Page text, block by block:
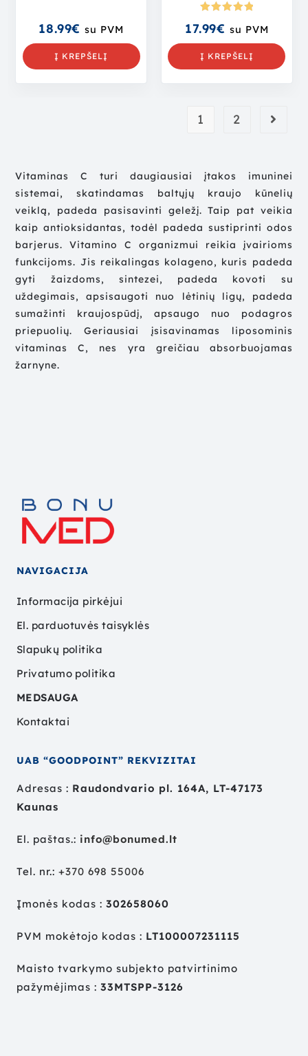
ml.
18.99€ su PVM
Į KREPŠELĮ
vitaminas C, 50 ml.
s:5.00iš
5
17.99€ su PVM
Į KREPŠELĮ
1 2
Vitaminas C turi daugiausiai įtakos imuninei
sistemai, skatindamas baltųjų kraujo kūnelių
veiklą, padeda pasisavinti geležį. Taip pat veikia
kaip antioksidantas, todėl padeda sustiprinti odos
barjerus. Vitamino C organizmui reikia įvairioms
funkcijoms. Jis reikalingas kolageno, kuris padeda
gyti žaizdoms, sintezei, padeda kovoti su
uždegimais, apsisaugoti nuo lėtinių ligų, padeda
sumažinti kraujospūdį, apsaugo nuo podagros
priepuolių. Geriausiai įsisavinamas liposominis
vitaminas C, nes yra greičiau absorbuojamas
žarnyne.
NAVIGACIJA
Informacija pirkėjui
El. parduotuvės taisyklės
Slapukų politika
Privatumo politika
MEDSAUGA
Kontaktai
UAB “GOODPOINT” REKVIZITAI
Adresas : Raudondvario pl. 164A, LT-47173
Kaunas
El. paštas.: info@bonumed.lt
Tel. nr.: +370 698 55006
Įmonės kodas : 302658060
PVM mokėtojo kodas : LT100007231115
Maisto tvarkymo subjekto patvirtinimo
pažymėjimas : 33MTSPP-3126